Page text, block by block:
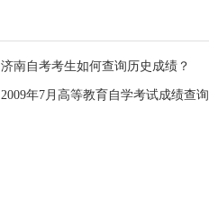
济南自考考生如何查询历史成绩？
2009年7月高等教育自学考试成绩查询